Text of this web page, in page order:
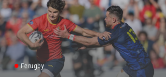
Ferugby